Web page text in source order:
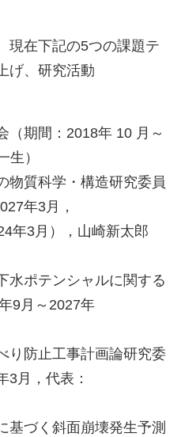
在下記の5つの課題テ
げ、研究活動
期間：2018年 10 月～
生）
質科学・構造研究委員
年3月，
年3月），山崎新太郎
ポテンシャルに関する
9月～2027年
り防止工事計画論研究委
3月，代表：
づく斜面崩壊発生予測